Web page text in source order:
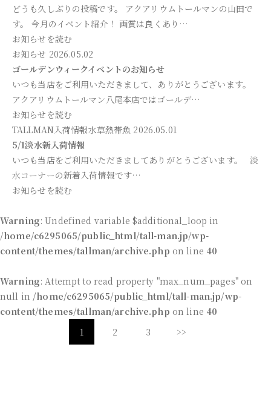
どうも久しぶりの投稿です。 アクアリウムトールマンの山田で
す。 今月のイベント紹介！ 画質は良くあり…
お知らせを読む
お知らせ 2026.05.02
ゴールデンウィークイベントのお知らせ
いつも当店をご利用いただきまして、ありがとうございます。
アクアリウムトールマン八尾本店ではゴールデ…
お知らせを読む
TALLMAN入荷情報水草熱帯魚 2026.05.01
5/1淡水新入荷情報
いつも当店をご利用いただきましてありがとうございます。 淡
水コーナーの新着入荷情報です…
お知らせを読む
Warning: Undefined variable $additional_loop in
/home/c6295065/public_html/tall-man.jp/wp-
content/themes/tallman/archive.php on line 40
Warning: Attempt to read property "max_num_pages" on
null in /home/c6295065/public_html/tall-man.jp/wp-
content/themes/tallman/archive.php on line 40
1
2 3 >>